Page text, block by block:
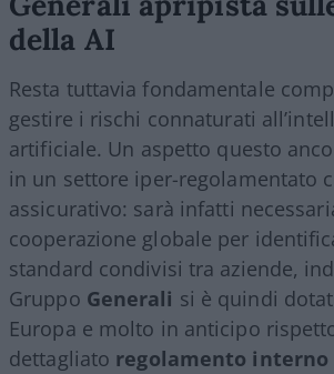
della AI
Resta tuttavia fondamentale
gestire i rischi connaturati
artificiale. Un aspetto questo
in un settore iper-regolamentato
assicurativo: sarà infatti
cooperazione globale per
standard condivisi tra aziende,
Gruppo Generali si è quindi
Europa e molto in anticipo
dettagliato regolamento interno